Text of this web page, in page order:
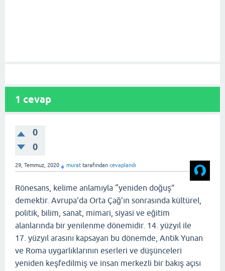
1 cevap
0
0
29, Temmuz, 2020 ♦ murat tarafından cevaplandı
Rönesans, kelime anlamıyla “yeniden doğuş”
demektir. Avrupa’da Orta Çağ’ın sonrasında kültürel,
politik, bilim, sanat, mimari, siyasi ve eğitim
alanlarında bir yenilenme dönemidir. 14. yüzyıl ile
17. yüzyıl arasını kapsayan bu dönemde, Antik Yunan
ve Roma uygarlıklarının eserleri ve düşünceleri
yeniden keşfedilmiş ve insan merkezli bir bakış açısı